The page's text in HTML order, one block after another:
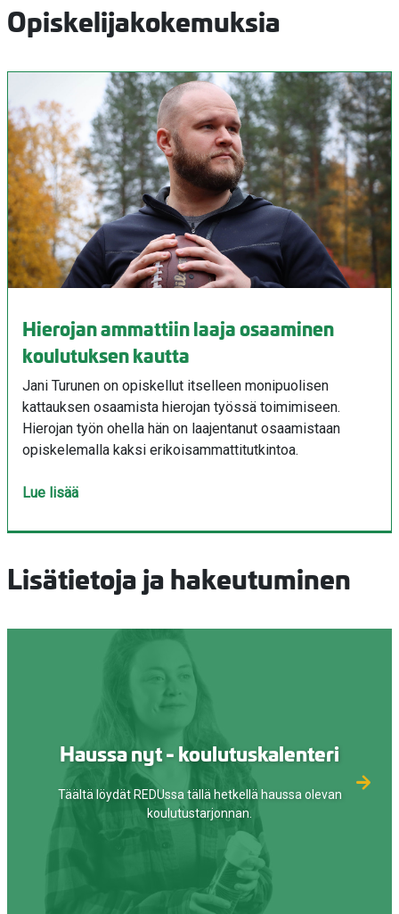
Opiskelijakokemuksia
Hierojan ammattiin laaja osaaminen
koulutuksen kautta
Jani Turunen on opiskellut itselleen monipuolisen
kattauksen osaamista hierojan työssä toimimiseen.
Hierojan työn ohella hän on laajentanut osaamistaan
opiskelemalla kaksi erikoisammattitutkintoa.
Lue lisää
Lisätietoja ja hakeutuminen
Haussa nyt - koulutuskalenteri
Täältä löydät REDUssa tällä hetkellä haussa olevan
koulutustarjonnan.